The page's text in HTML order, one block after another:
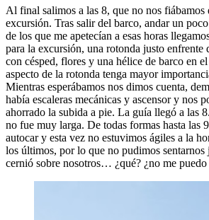
Al final salimos a las 8, que no nos fiábamos
excursión. Tras salir del barco, andar un
de los que me apetecían a esas horas
para la excursión, una rotonda justo
con césped, flores y una hélice de barco en
aspecto de la rotonda tenga mayor
Mientras esperábamos nos dimos cuenta,
había escaleras mecánicas y ascensor y nos
ahorrado la subida a pie. La guía llegó a las
no fue muy larga. De todas formas hasta las
autocar y esta vez no estuvimos ágiles a la
los últimos, por lo que no pudimos sentarnos
cernió sobre nosotros… ¿qué? ¿no me